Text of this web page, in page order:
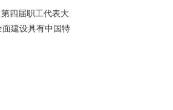
四届职工代表大
建设具有中国特